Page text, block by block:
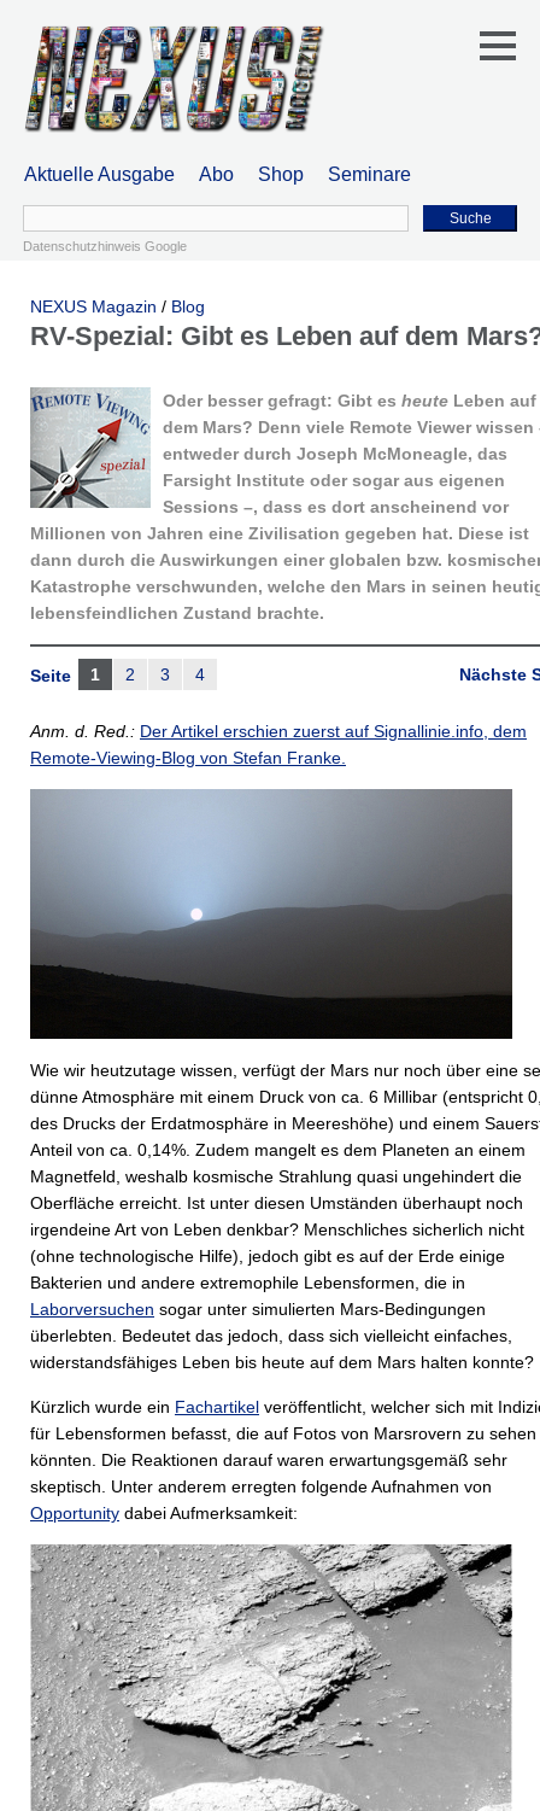
Aktuelle Ausgabe Abo Shop Seminare
Suche
Datenschutzhinweis Google
NEXUS Magazin / Blog
RV-Spezial: Gibt es Leben auf dem
Oder besser gefragt: Gibt es heute Leben auf
dem Mars? Denn viele Remote Viewer wissen
entweder durch Joseph McMoneagle, das
Farsight Institute oder sogar aus eigenen
Sessions –, dass es dort anscheinend vor
Millionen von Jahren eine Zivilisation gegeben hat. Diese ist
dann durch die Auswirkungen einer globalen bzw.
Katastrophe verschwunden, welche den Mars in seinen
lebensfeindlichen Zustand brachte.
Nächste
Seite 1 2 3 4
Anm. d. Red.: Der Artikel erschien zuerst auf Signallinie.info, dem
Remote-Viewing-Blog von Stefan Franke.
Wie wir heutzutage wissen, verfügt der Mars nur noch über eine
dünne Atmosphäre mit einem Druck von ca. 6 Millibar (entspricht
des Drucks der Erdatmosphäre in Meereshöhe) und einem
Anteil von ca. 0,14%. Zudem mangelt es dem Planeten an einem
Magnetfeld, weshalb kosmische Strahlung quasi ungehindert die
Oberfläche erreicht. Ist unter diesen Umständen überhaupt noch
irgendeine Art von Leben denkbar? Menschliches sicherlich nicht
(ohne technologische Hilfe), jedoch gibt es auf der Erde einige
Bakterien und andere extremophile Lebensformen, die in
Laborversuchen sogar unter simulierten Mars-Bedingungen
überlebten. Bedeutet das jedoch, dass sich vielleicht einfaches,
widerstandsfähiges Leben bis heute auf dem Mars halten konnte?
Kürzlich wurde ein Fachartikel veröffentlicht, welcher sich mit
für Lebensformen befasst, die auf Fotos von Marsrovern zu sehen
könnten. Die Reaktionen darauf waren erwartungsgemäß sehr
skeptisch. Unter anderem erregten folgende Aufnahmen von
Opportunity dabei Aufmerksamkeit: